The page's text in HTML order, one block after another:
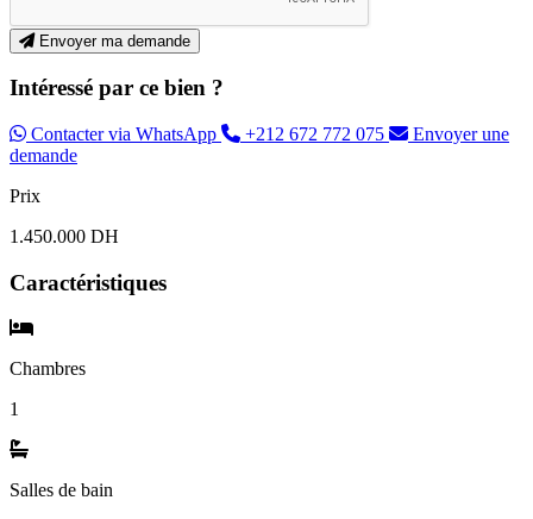
Envoyer ma demande
Intéressé par ce bien ?
Contacter via WhatsApp +212 672 772 075
Envoyer une
demande
Prix
1.450.000 DH
Caractéristiques
Chambres
1
Salles de bain